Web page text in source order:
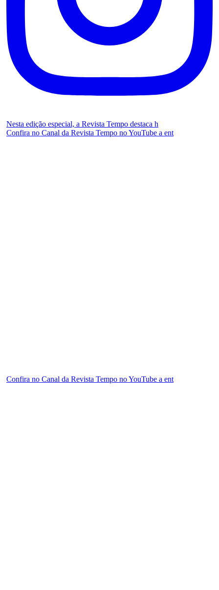
Nesta edição especial, a Revista Tempo destaca h
Confira no Canal da Revista Tempo no YouTube a ent
Confira no Canal da Revista Tempo no YouTube a ent